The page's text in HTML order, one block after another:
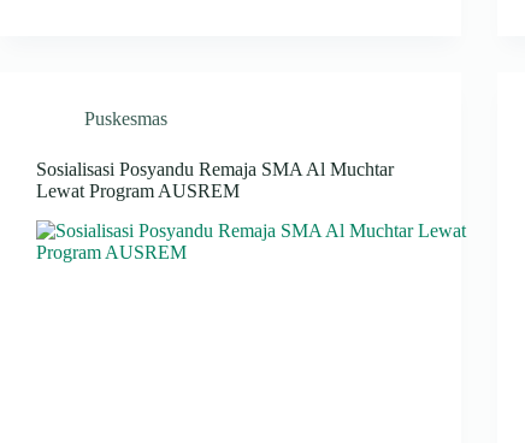
Puskesmas
Sosialisasi Posyandu Remaja SMA Al Muchtar
Lewat Program AUSREM